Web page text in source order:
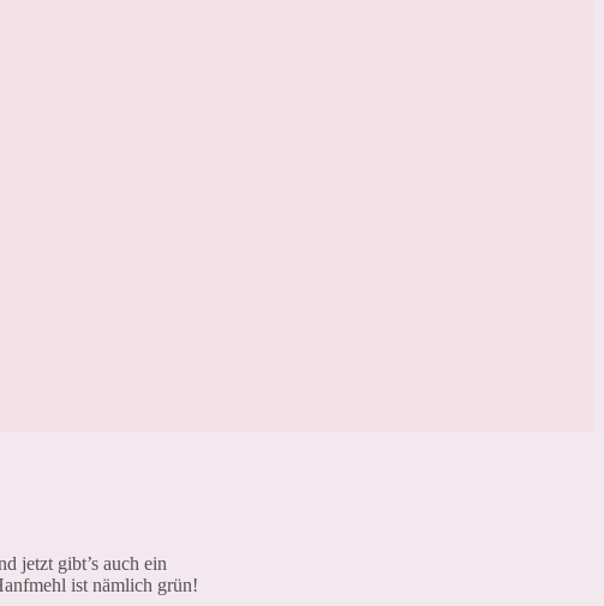
jetzt gibt’s auch ein
ist nämlich grün!